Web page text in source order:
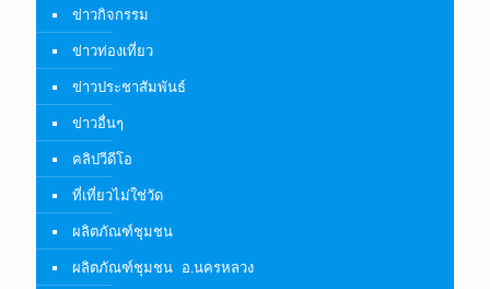
ร้านกาแฟ อ.บางซ้าย
ร้านกาแฟ อ.บางบาล
ร้านกาแฟ อ.บางปะหัน
ร้านกาแฟ อ.บางปะอิน
ร้านกาแฟ อ.ผักไห่
ร้านกาแฟ อ.พระนครศรีอยุธยา
ร้านอาหาร
ร้านอาหาร-อ.บางซ้าย